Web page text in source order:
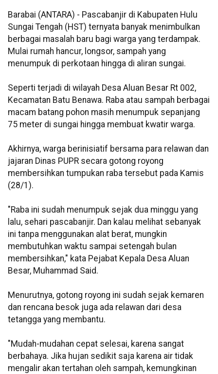
Barabai (ANTARA) - Pascabanjir di Kabupaten Hulu
Sungai Tengah (HST) ternyata banyak menimbulkan
berbagai masalah baru bagi warga yang terdampak.
Mulai rumah hancur, longsor, sampah yang
menumpuk di perkotaan hingga di aliran sungai.
Seperti terjadi di wilayah Desa Aluan Besar Rt 002,
Kecamatan Batu Benawa. Raba atau sampah berbagai
macam batang pohon masih menumpuk sepanjang
75 meter di sungai hingga membuat kwatir warga.
Akhirnya, warga berinisiatif bersama para relawan dan
jajaran Dinas PUPR secara gotong royong
membersihkan tumpukan raba tersebut pada Kamis
(28/1).
"Raba ini sudah menumpuk sejak dua minggu yang
lalu, sehari pascabanjir. Dan kalau melihat sebanyak
ini tanpa menggunakan alat berat, mungkin
membutuhkan waktu sampai setengah bulan
membersihkan," kata Pejabat Kepala Desa Aluan
Besar, Muhammad Said.
Menurutnya, gotong royong ini sudah sejak kemaren
dan rencana besok juga ada relawan dari desa
tetangga yang membantu.
"Mudah-mudahan cepat selesai, karena sangat
berbahaya. Jika hujan sedikit saja karena air tidak
mengalir akan tertahan oleh sampah, kemungkinan